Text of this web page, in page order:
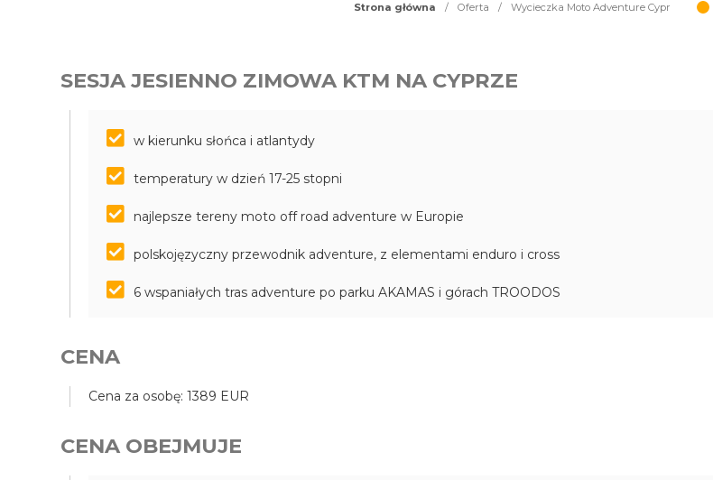
Strona główna / Oferta / Wycieczka Moto Adventure Cypr
SESJA JESIENNO ZIMOWA KTM NA CYPRZE
w kierunku słońca i atlantydy
temperatury w dzień 17-25 stopni
najlepsze tereny moto off road adventure w Europie
polskojęzyczny przewodnik adventure, z elementami enduro i cross
6 wspaniałych tras adventure po parku AKAMAS i górach TROODOS
CENA
Cena za osobę: 1389 EUR
CENA OBEJMUJE